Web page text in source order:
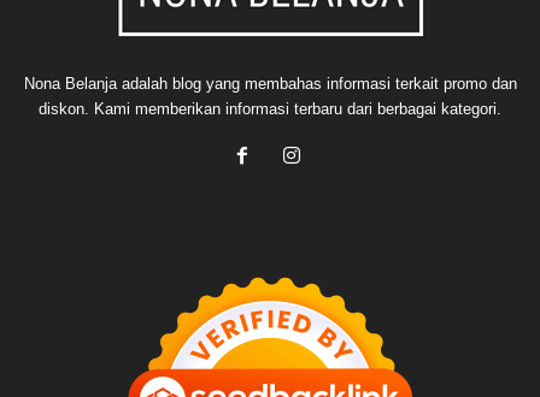
Nona Belanja adalah blog yang membahas informasi terkait promo dan
diskon. Kami memberikan informasi terbaru dari berbagai kategori.